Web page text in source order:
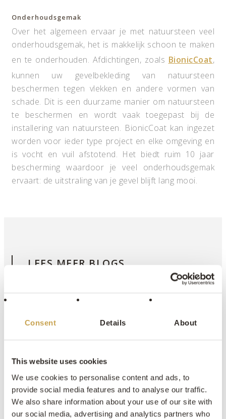
Consent Details About
This website uses cookies
We use cookies to personalise content and ads, to
provide social media features and to analyse our traffic.
We also share information about your use of our site with
our social media, advertising and analytics partners who
Onderhoudsgemak
Over het algemeen ervaar je met natuursteen veel
onderhoudsgemak, het is makkelijk schoon te maken
en te onderhouden. Afdichtingen, zoals BionicCoat,
kunnen uw gevelbekleding van natuursteen
beschermen tegen vlekken en andere vormen van
schade. Dit is een duurzame manier om natuursteen
te beschermen en wordt vaak toegepast bij de
installering van natuursteen. BionicCoat kan ingezet
worden voor ieder type project en elke omgeving en
is vocht en vuil afstotend. Het biedt ruim 10 jaar
bescherming waardoor je veel onderhoudsgemak
ervaart: de uitstraling van je gevel blijft lang mooi.
LEES MEER BLOGS